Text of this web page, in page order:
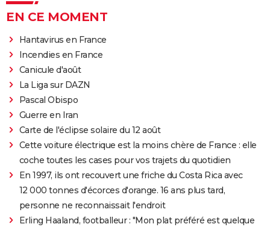
EN CE MOMENT
Hantavirus en France
Incendies en France
Canicule d'août
La Liga sur DAZN
Pascal Obispo
Guerre en Iran
Carte de l'éclipse solaire du 12 août
Cette voiture électrique est la moins chère de France : elle
coche toutes les cases pour vos trajets du quotidien
En 1997, ils ont recouvert une friche du Costa Rica avec
12 000 tonnes d'écorces d'orange. 16 ans plus tard,
personne ne reconnaissait l'endroit
Erling Haaland, footballeur : "Mon plat préféré est quelque